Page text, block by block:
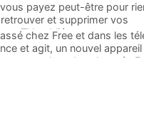
payez peut-être pour
et supprimer vos
TV oubliés
chez Free et dans les
et agit, un nouvel
nez chez des abonnés